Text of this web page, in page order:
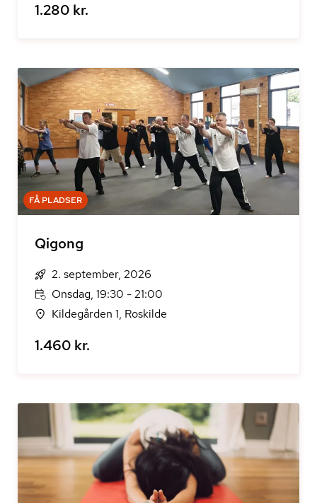
1.280 kr.
FÅ PLADSER
Qigong
2. september, 2026
Onsdag, 19:30 - 21:00
Kildegården 1, Roskilde
1.460 kr.